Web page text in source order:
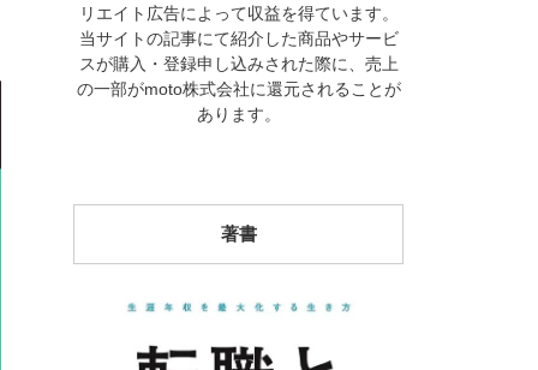
リエイト広告によって収益を得ています。
当サイトの記事にて紹介した商品やサービ
スが購入・登録申し込みされた際に、売上
の一部がmoto株式会社に還元されることが
あります。
著書